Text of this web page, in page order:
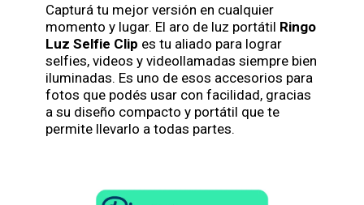
Capturá tu mejor versión en cualquier
momento y lugar. El aro de luz portátil Ringo
Luz Selfie Clip es tu aliado para lograr
selfies, videos y videollamadas siempre bien
iluminadas. Es uno de esos accesorios para
fotos que podés usar con facilidad, gracias
a su diseño compacto y portátil que te
permite llevarlo a todas partes.